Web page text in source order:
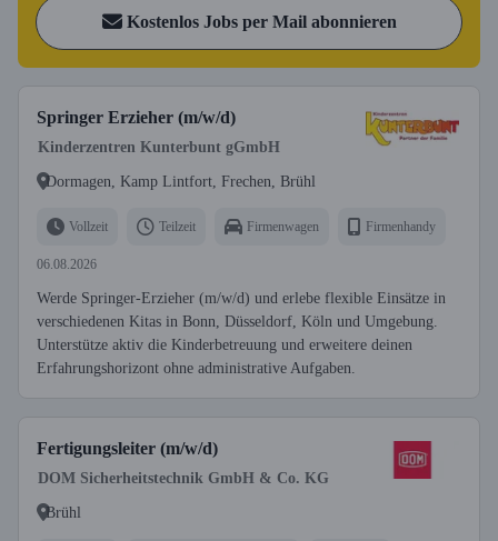
Kostenlos Jobs per Mail abonnieren
Springer Erzieher (m/w/d)
Kinderzentren Kunterbunt gGmbH
Dormagen, Kamp Lintfort, Frechen, Brühl
Vollzeit Teilzeit Firmenwagen Firmenhandy
06.08.2026
Werde Springer-Erzieher (m/w/d) und erlebe flexible Einsätze in
verschiedenen Kitas in Bonn, Düsseldorf, Köln und Umgebung.
Unterstütze aktiv die Kinderbetreuung und erweitere deinen
Erfahrungshorizont ohne administrative Aufgaben.
Fertigungsleiter (m/w/d)
DOM Sicherheitstechnik GmbH & Co. KG
Brühl